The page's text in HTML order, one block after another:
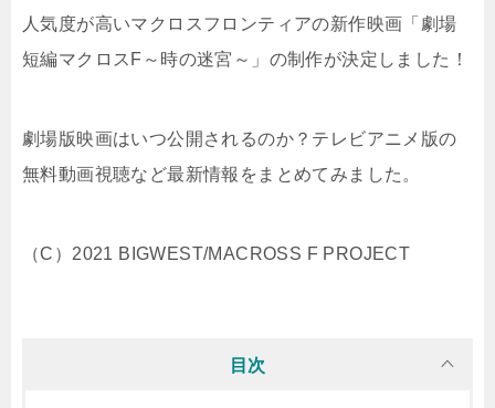
人気度が高いマクロスフロンティアの新作映画「劇場
短編マクロスF～時の迷宮～」の制作が決定しました！
劇場版映画はいつ公開されるのか？テレビアニメ版の
無料動画視聴など最新情報をまとめてみました。
（C）2021 BIGWEST/MACROSS F PROJECT
目次